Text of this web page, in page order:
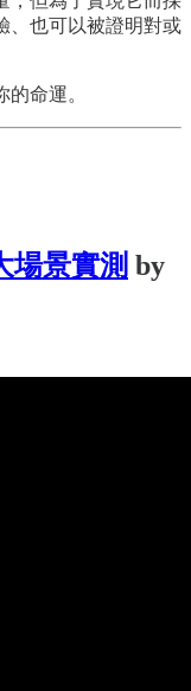
、也可以被證明對或
命運。
場景實測 by